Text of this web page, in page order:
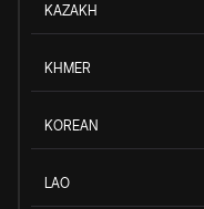
KAZAKH
KHMER
KOREAN
LAO